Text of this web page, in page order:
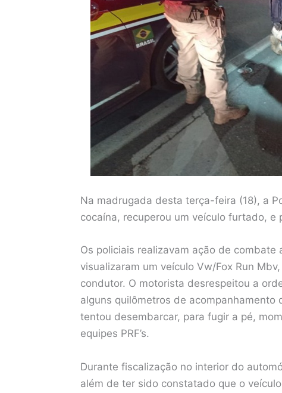
Na madrugada desta terça-feira (18), a
cocaína, recuperou um veículo furtado, e
Os policiais realizavam ação de
visualizaram um veículo Vw/Fox Run
condutor. O motorista desrespeitou a
alguns quilômetros de
tentou desembarcar, para fugir a pé,
equipes PRF’s.
Durante fiscalização no interior do
além de ter sido constatado que o